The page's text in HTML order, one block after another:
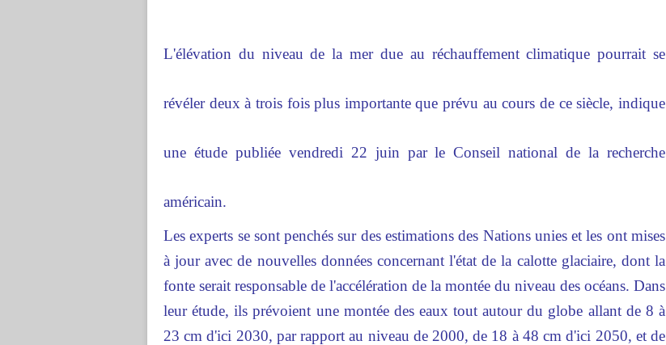
L'élévation du niveau de la mer due au réchauffement climatique pourrait se
révéler deux à trois fois plus importante que prévu au cours de ce siècle, indique
une étude publiée vendredi 22 juin par le Conseil national de la recherche
américain.
Les experts se sont penchés sur des estimations des Nations unies et les ont mises
à jour avec de nouvelles données concernant l'état de la calotte glaciaire, dont la
fonte serait responsable de l'accélération de la montée du niveau des océans. Dans
leur étude, ils prévoient une montée des eaux tout autour du globe allant de 8 à
23 cm d'ici 2030, par rapport au niveau de 2000, de 18 à 48 cm d'ici 2050, et de